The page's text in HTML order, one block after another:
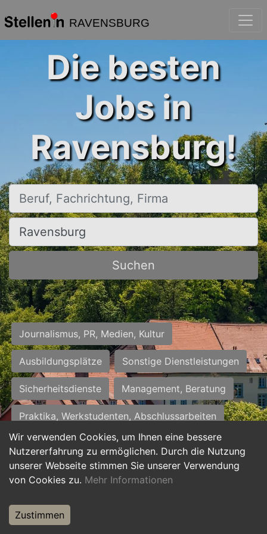
RAVENSBURG
Wir verwenden Cookies, um Ihnen eine bessere
Nutzererfahrung zu ermöglichen. Durch die Nutzung
unserer Webseite stimmen Sie unserer Verwendung
von Cookies zu. Mehr Informationen
Zustimmen
Die besten
Jobs in
Ravensburg!
Beruf, Fachrichtung, Firma
Ort, Stadt
Suchen
Journalismus, PR, Medien, Kultur
Ausbildungsplätze Sonstige Dienstleistungen
Sicherheitsdienste Management, Beratung
Praktika, Werkstudenten, Abschlussarbeiten
Personalwesen Assistenz, Sekretariat
Hilfskräfte, Aushilfs- und Nebenjobs
Weiterbildung, Studium, duale Ausbildung